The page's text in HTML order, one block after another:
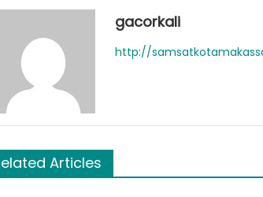
gacorkali
http://
Articles